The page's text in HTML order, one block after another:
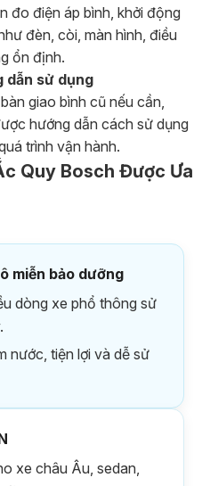
đo điện áp bình, khởi động
đèn, còi, màn hình, điều
ổn định.
dẫn sử dụng
giao bình cũ nếu cần,
hướng dẫn cách sử dụng
trình vận hành.
Quy Bosch Được Ưa
miễn bảo dưỡng
dòng xe phổ thông sử
nước, tiện lợi và dễ sử
xe châu Âu, sedan,